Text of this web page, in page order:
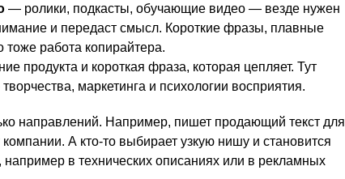
— ролики, подкасты, обучающие видео — везде нужен
и передаст смысл. Короткие фразы, плавные
тоже работа копирайтера.
продукта и короткая фраза, которая цепляет. Тут
маркетинга и психологии восприятия.
направлений. Например, пишет продающий текст для
А кто-то выбирает узкую нишу и становится
например в технических описаниях или в рекламных